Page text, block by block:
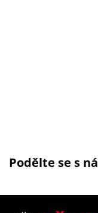
Podělte se s